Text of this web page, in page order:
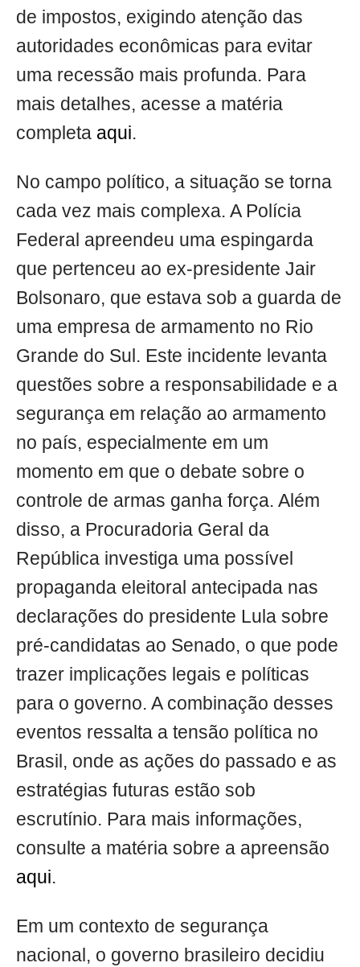
de impostos, exigindo atenção das
autoridades econômicas para evitar
uma recessão mais profunda. Para
mais detalhes, acesse a matéria
completa aqui.
No campo político, a situação se torna
cada vez mais complexa. A Polícia
Federal apreendeu uma espingarda
que pertenceu ao ex-presidente Jair
Bolsonaro, que estava sob a guarda de
uma empresa de armamento no Rio
Grande do Sul. Este incidente levanta
questões sobre a responsabilidade e a
segurança em relação ao armamento
no país, especialmente em um
momento em que o debate sobre o
controle de armas ganha força. Além
disso, a Procuradoria Geral da
República investiga uma possível
propaganda eleitoral antecipada nas
declarações do presidente Lula sobre
pré-candidatas ao Senado, o que pode
trazer implicações legais e políticas
para o governo. A combinação desses
eventos ressalta a tensão política no
Brasil, onde as ações do passado e as
estratégias futuras estão sob
escrutínio. Para mais informações,
consulte a matéria sobre a apreensão
aqui.
Em um contexto de segurança
nacional, o governo brasileiro decidiu